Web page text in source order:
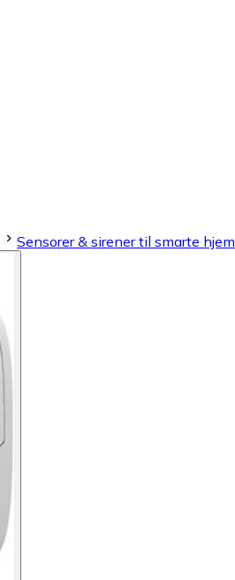
Sensorer & sirener til smarte hjem